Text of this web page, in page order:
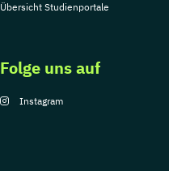
Übersicht Studienportale
Folge uns auf
Instagram